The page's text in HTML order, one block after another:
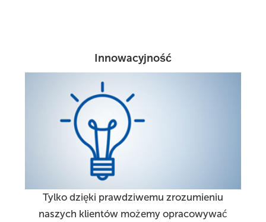
Innowacyjność
Tylko dzięki prawdziwemu zrozumieniu
naszych klientów możemy opracowywać